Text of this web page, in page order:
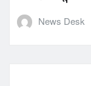
News Desk